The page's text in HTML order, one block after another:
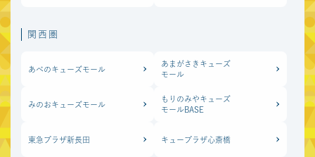
関西圏
あべのキューズモール
あまがさきキューズ
モール
みのおキューズモール
もりのみやキューズ
モールBASE
東急プラザ新長田 キュープラザ心斎橋